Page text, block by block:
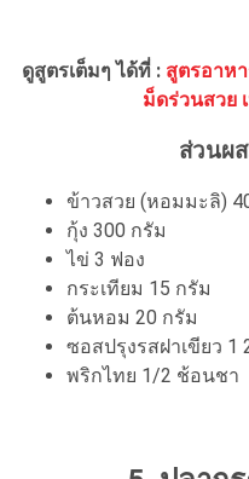
ดูสูตรเต็มๆ ได้ที่ : สูตรอาห
ม็ดร่วนสวย
ส่วนผ
ข้าวสวย (หอมมะลิ)
กุ้ง 300 กรัม
ไข่ 3 ฟอง
กระเทียม 15 กรัม
ต้นหอม 20 กรัม
ซอสปรุงรสฝาเขียว 1
พริกไทย 1/2 ช้อนชา